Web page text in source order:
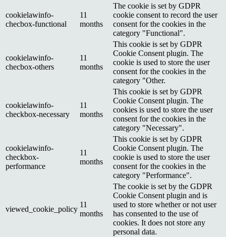
cookielawinfo-
checbox-functional
11
months
The cookie is set by GDPR
cookie consent to record the user
consent for the cookies in the
category "Functional".
cookielawinfo-
checbox-others
11
months
This cookie is set by GDPR
Cookie Consent plugin. The
cookie is used to store the user
consent for the cookies in the
category "Other.
cookielawinfo-
checkbox-necessary
11
months
This cookie is set by GDPR
Cookie Consent plugin. The
cookies is used to store the user
consent for the cookies in the
category "Necessary".
cookielawinfo-
checkbox-
performance
11
months
This cookie is set by GDPR
Cookie Consent plugin. The
cookie is used to store the user
consent for the cookies in the
category "Performance".
viewed_cookie_policy
11
months
The cookie is set by the GDPR
Cookie Consent plugin and is
used to store whether or not user
has consented to the use of
cookies. It does not store any
personal data.